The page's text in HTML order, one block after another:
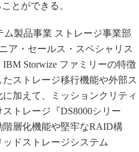
とができる。
製品事業 ストレージ事業部
ア・セールス・スペシャリス
IBM Storwize ファミリーの特徴
たストレージ移行機能や外部ス
に加えて、ミッションクリティ
トレージ『DS8000シリー
階層化機能や堅牢なRAID構
ドストレージシステム